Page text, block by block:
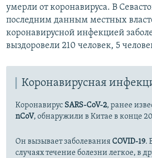
умерли от коронавируса. В
последним данным местных
коронавирусной инфекцией
выздоровели 210 человек, 5
Коронавирусная
Коронавирус SARS-CoV-2, ранее
nCoV, обнаружили в Китае в конце
Он вызывает заболеванияCOVID-19.
случаях течение болезни легкое, в